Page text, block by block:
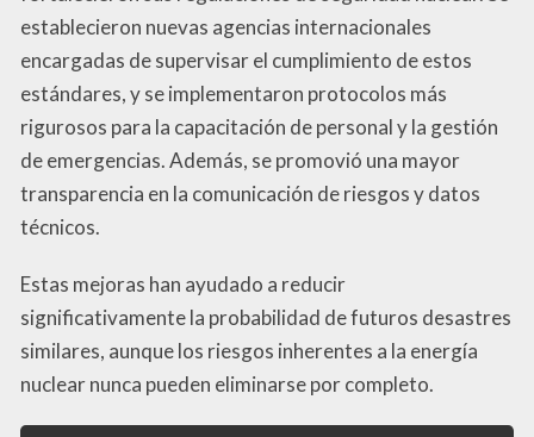
establecieron nuevas agencias internacionales
encargadas de supervisar el cumplimiento de estos
estándares, y se implementaron protocolos más
rigurosos para la capacitación de personal y la gestión
de emergencias. Además, se promovió una mayor
transparencia en la comunicación de riesgos y datos
técnicos.
Estas mejoras han ayudado a reducir
significativamente la probabilidad de futuros desastres
similares, aunque los riesgos inherentes a la energía
nuclear nunca pueden eliminarse por completo.